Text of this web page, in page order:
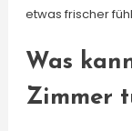
etwas frischer
Was
Zimmer